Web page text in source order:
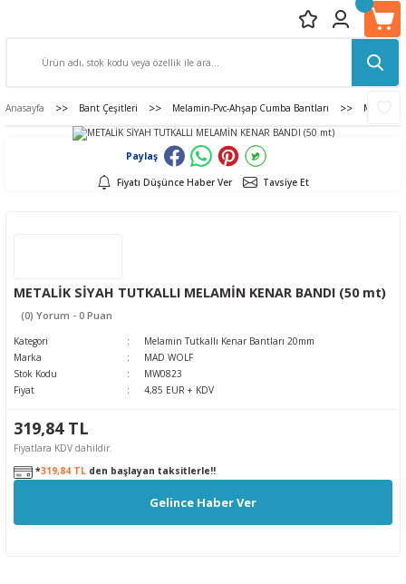
Anasayfa Bant Çeşitleri Melamin-Pvc-Ahşap Cumba Bantları Melamin
Paylaş
Fiyatı Düşünce Haber Ver Tavsiye Et
METALİK SİYAH TUTKALLI MELAMİN KENAR BANDI (50 mt)
(0) Yorum - 0 Puan
Kategori
Melamin Tutkallı Kenar Bantları 20mm
Marka
MAD WOLF
Stok Kodu
MW0823
Fiyat
4,85 EUR + KDV
319,84 TL
Fiyatlara KDV dahildir.
*319,84 TL den başlayan taksitlerle!!
Gelince Haber Ver